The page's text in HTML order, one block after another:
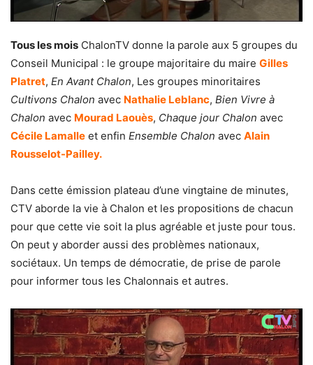
Tous les mois ChalonTV donne la parole aux 5 groupes du
Conseil Municipal : le groupe majoritaire du maire Gilles
Platret, En Avant Chalon, Les groupes minoritaires
Cultivons Chalon avec Nathalie Leblanc, Bien Vivre à
Chalon avec Mourad Laouès, Chaque jour Chalon avec
Cécile Lamalle et enfin Ensemble Chalon avec Alain
Rousselot-Pailley.
Dans cette émission plateau d’une vingtaine de minutes,
CTV aborde la vie à Chalon et les propositions de chacun
pour que cette vie soit la plus agréable et juste pour tous.
On peut y aborder aussi des problèmes nationaux,
sociétaux. Un temps de démocratie, de prise de parole
pour informer tous les Chalonnais et autres.